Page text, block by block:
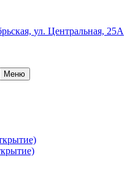
ул. Центральная, 25А
Меню